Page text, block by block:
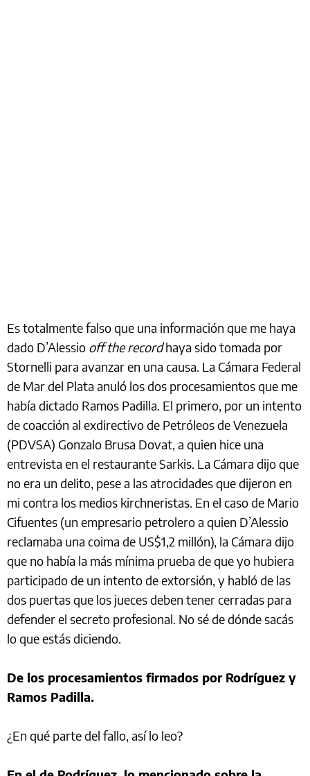
Es totalmente falso que una información que me haya
dado D’Alessio off the recordhaya sido tomada por
Stornelli para avanzar en una causa. La Cámara Federal
de Mar del Plata anuló los dos procesamientos que me
había dictado Ramos Padilla. El primero, por un intento
de coacción al exdirectivo de Petróleos de Venezuela
(PDVSA) Gonzalo Brusa Dovat, a quien hice una
entrevista en el restaurante Sarkis. La Cámara dijo que
no era un delito, pese a las atrocidades que dijeron en
mi contra los medios kirchneristas. En el caso de Mario
Cifuentes (un empresario petrolero a quien D’Alessio
reclamaba una coima de US$1,2 millón), la Cámara dijo
que no había la más mínima prueba de que yo hubiera
participado de un intento de extorsión, y habló de las
dos puertas que los jueces deben tener cerradas para
defender el secreto profesional. No sé de dónde sacás
lo que estás diciendo.
De los procesamientos firmados por Rodríguez y
Ramos Padilla.
¿En qué parte del fallo, así lo leo?